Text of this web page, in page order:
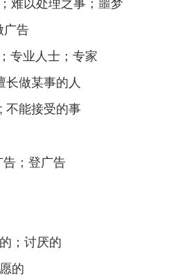
告
专业人士；专家
做某事的人
不能接受的事
；登广告
；讨厌的
的